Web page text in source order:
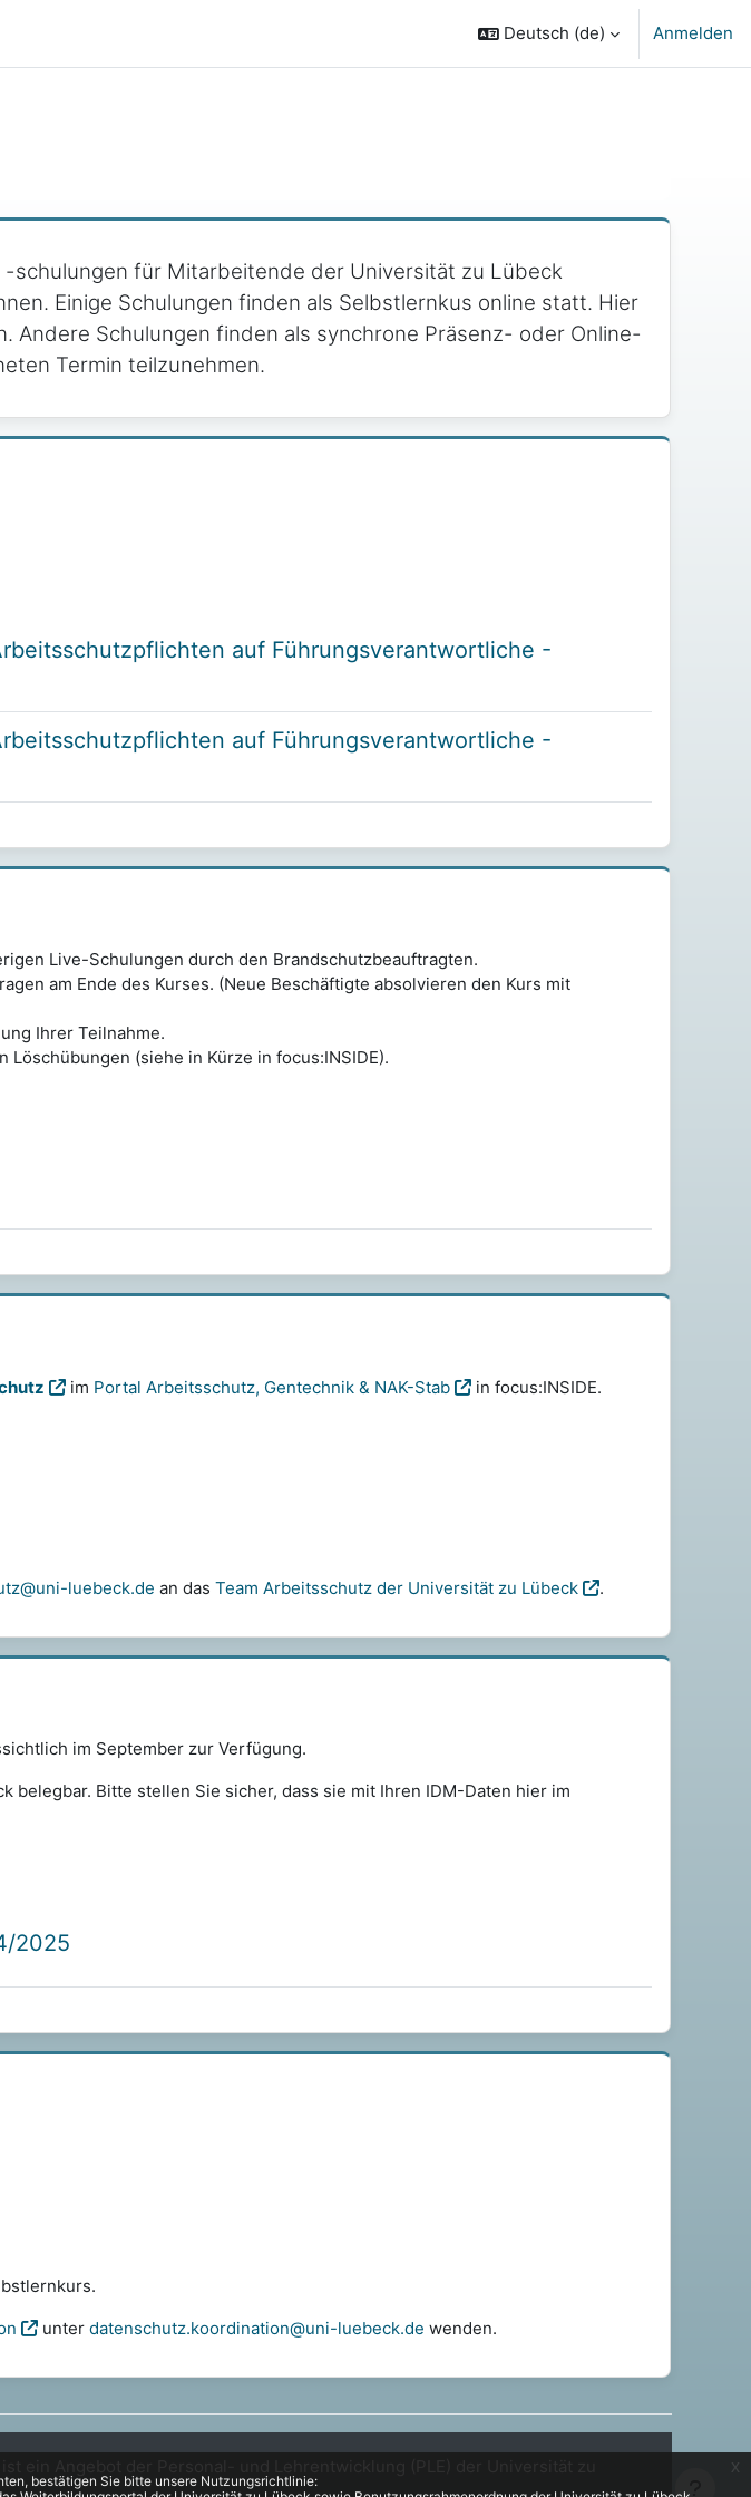
bestätigen Sie bitte unsere Nutzungsrichtlinie:
x
Deutsch ‎(de)‎ Anmelden
für Mitarbeitende der Universität zu Lübeck
Einige Schulungen finden als Selbstlernkus online statt. Hier
Andere Schulungen finden als synchrone Präsenz- oder Online-
Termin teilzunehmen.
auf Führungsverantwortliche -
auf Führungsverantwortliche -
Live-Schulungen durch den Brandschutzbeauftragten.
am Ende des Kurses. (Neue Beschäftigte absolvieren den Kurs mit
Ihrer Teilnahme.
(siehe in Kürze in focus:INSIDE).
im Portal Arbeitsschutz, Gentechnik & NAK-Stab
in focus:INSIDE.
luebeck.de an das Team Arbeitsschutz der Universität zu Lübeck .
im September zur Verfügung.
belegbar. Bitte stellen Sie sicher, dass sie mit Ihren IDM-Daten hier im
2025
unter datenschutz.koordination@uni-luebeck.de wenden.